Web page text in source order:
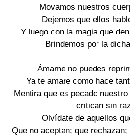
Movamos nuestros
Dejemos que ellos
Y luego con la magia que
Brindemos por la
Ámame no puedes
Ya te amare como hace
Mentira que es pecado
critican sin
Olvídate de aquellos
Que no aceptan; que